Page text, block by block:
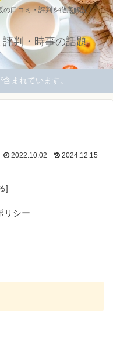
の口コミ・評判を徹底解説！
判・時事の話題
まれています。
2022.10.02 2024.12.15
リシー